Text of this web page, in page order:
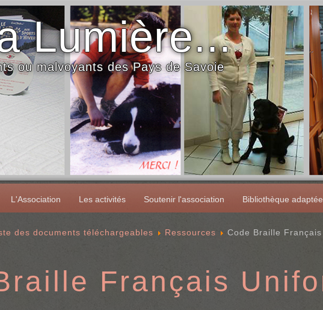
Lumière...
ou malvoyants des Pays de Savoie
L'Association Les activités Soutenir l'association Bibliothèque adaptée
des documents téléchargeables Ressources Code Braille
Français